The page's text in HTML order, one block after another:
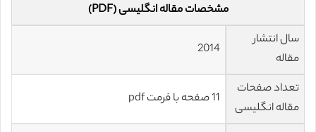
مشخصات مقاله انگلیسی (PDF)
سال انتشار
مقاله
2014
تعداد صفحات
مقاله انگلیسی
11 صفحه با فرمت pdf